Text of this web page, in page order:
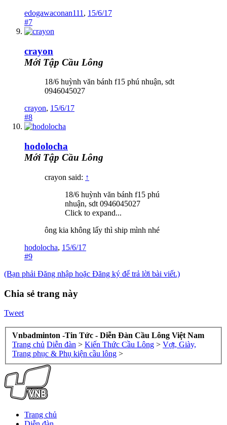
edogawaconan111 , 15/6/17
#7
crayon
Mới Tập Cầu Lông
18/6 huỳnh văn bánh f15 phú nhuận, sdt
0946045027
crayon, 15/6/17
#8
hodolocha
Mới Tập Cầu Lông
crayon said: ↑
18/6 huỳnh văn bánh f15 phú
nhuận, sdt 0946045027
Click to expand...
ông kia không lấy thì ship mình nhé
hodolocha, 15/6/17
#9
(Bạn phải Đăng nhập hoặc Đăng ký để trả lời bài viết.)
Chia sẻ trang này
Tweet
Vnbadminton -Tin Tức - Diễn Đàn Cầu Lông Việt Nam
Trang chủ Diễn đàn > Kiến Thức Cầu Lông > Vợt, Giày,
Trang phục & Phụ kiện cầu lông >
Trang chủ